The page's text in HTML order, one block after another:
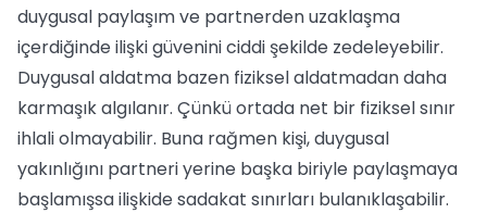
duygusal paylaşım ve partnerden uzaklaşma
içerdiğinde ilişki güvenini ciddi şekilde zedeleyebilir.
Duygusal aldatma bazen fiziksel aldatmadan daha
karmaşık algılanır. Çünkü ortada net bir fiziksel sınır
ihlali olmayabilir. Buna rağmen kişi, duygusal
yakınlığını partneri yerine başka biriyle paylaşmaya
başlamışsa ilişkide sadakat sınırları bulanıklaşabilir.